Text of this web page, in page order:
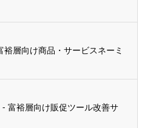
層向け商品・サービスネーミ
- 富裕層向け販促ツール改善サ